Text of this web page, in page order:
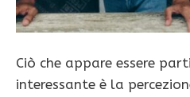
Ciò che appare essere
interessante è la